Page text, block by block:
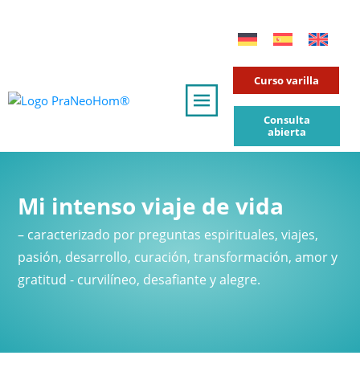
Curso varilla
Consulta
abierta
Mi intenso viaje de vida
– caracterizado por preguntas espirituales, viajes,
pasión, desarrollo, curación, transformación, amor y
gratitud - curvilíneo, desafiante y alegre.